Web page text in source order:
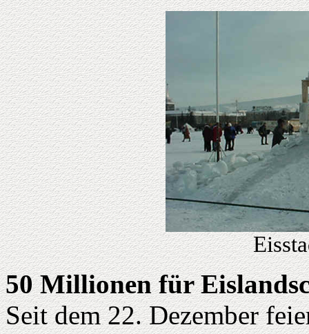
50 Millionen für
Seit dem 22. Dezember